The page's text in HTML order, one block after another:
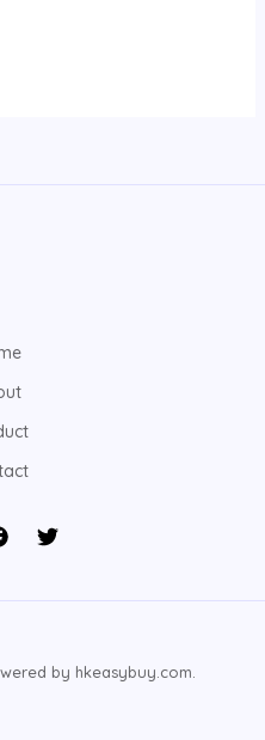
by hkeasybuy.com.